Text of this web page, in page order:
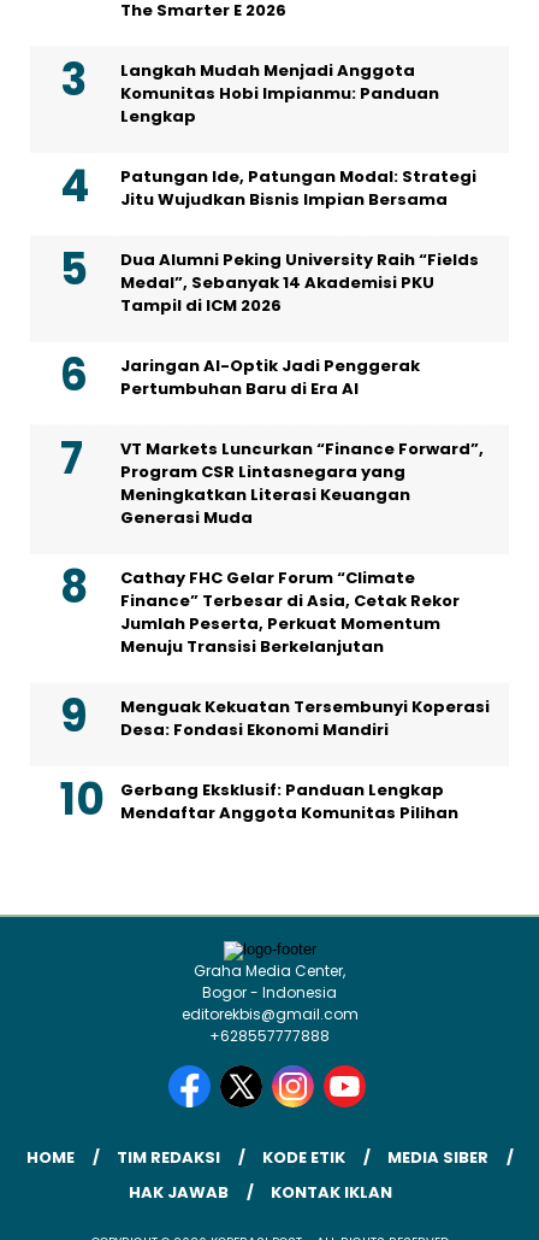
The Smarter E 2026
Langkah Mudah Menjadi Anggota
Komunitas Hobi Impianmu: Panduan
Lengkap
Patungan Ide, Patungan Modal: Strategi
Jitu Wujudkan Bisnis Impian Bersama
Dua Alumni Peking University Raih “Fields
Medal”, Sebanyak 14 Akademisi PKU
Tampil di ICM 2026
Jaringan AI-Optik Jadi Penggerak
Pertumbuhan Baru di Era AI
VT Markets Luncurkan “Finance Forward”,
Program CSR Lintasnegara yang
Meningkatkan Literasi Keuangan
Generasi Muda
Cathay FHC Gelar Forum “Climate
Finance” Terbesar di Asia, Cetak Rekor
Jumlah Peserta, Perkuat Momentum
Menuju Transisi Berkelanjutan
Menguak Kekuatan Tersembunyi Koperasi
Desa: Fondasi Ekonomi Mandiri
Gerbang Eksklusif: Panduan Lengkap
Mendaftar Anggota Komunitas Pilihan
Graha Media Center,
Bogor - Indonesia
editorekbis@gmail.com
+628557777888
HOME TIM REDAKSI KODE ETIK
MEDIA SIBER
HAK JAWAB
KONTAK IKLAN